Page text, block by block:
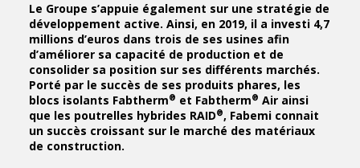
Le Groupe s’appuie également sur une stratégie de
développement active. Ainsi, en 2019, il a investi 4,7
millions d’euros dans trois de ses usines afin
d’améliorer sa capacité de production et de
consolider sa position sur ses différents marchés.
Porté par le succès de ses produits phares, les
blocs isolants Fabtherm® et Fabtherm® Air ainsi
que les poutrelles hybrides RAID®, Fabemi connait
un succès croissant sur le marché des matériaux
de construction.